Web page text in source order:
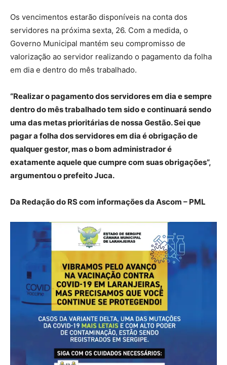
Os vencimentos estarão disponíveis na conta dos
servidores na próxima sexta, 26. Com a medida, o
Governo Municipal mantém seu compromisso de
valorização ao servidor realizando o pagamento da folha
em dia e dentro do mês trabalhado.
“Realizar o pagamento dos servidores em dia e sempre
dentro do mês trabalhado tem sido e continuará sendo
uma das metas prioritárias de nossa Gestão. Sei que
pagar a folha dos servidores em dia é obrigação de
qualquer gestor, mas o bom administrador é
exatamente aquele que cumpre com suas obrigações”,
argumentou o prefeito Juca.
Da Redação do RS com informações da Ascom – PML